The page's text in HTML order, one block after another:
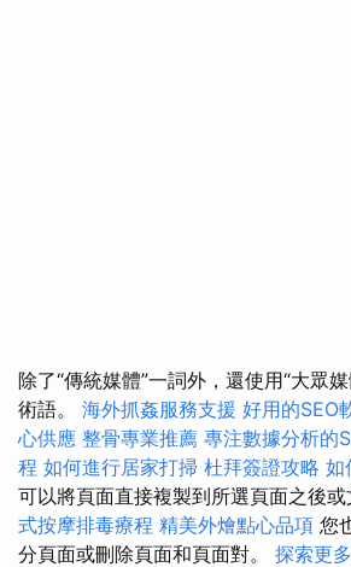
除了“傳統媒體”一詞外，還使用“大眾
術語。 海外抓姦服務支援 好用的SEO
心供應 整骨專業推薦 專注數據分析的
程 如何進行居家打掃 杜拜簽證攻略 如
可以將頁面直接複製到所選頁面之後或
式按摩排毒療程 精美外燴點心品項 您
分頁面或刪除頁面和頁面對。 探索更